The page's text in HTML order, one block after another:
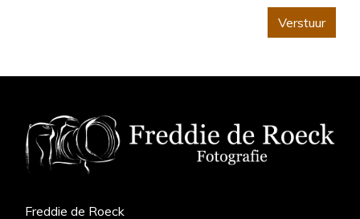
Verstuur
Freddie de Roeck